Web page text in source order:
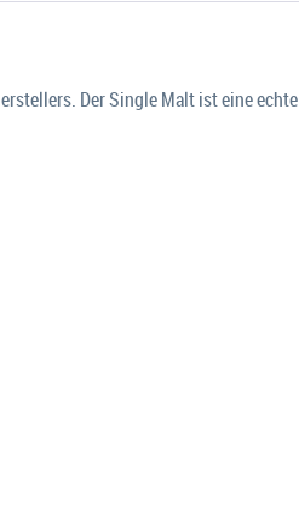
Der Single Malt ist eine echte